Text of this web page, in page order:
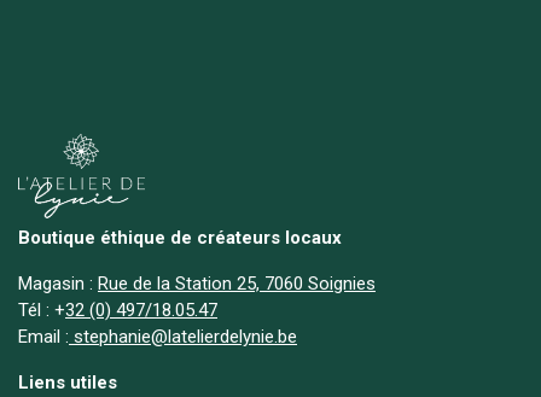
Boutique éthique de créateurs locaux
Magasin : Rue de la Station 25, 7060 Soignies
Tél : +32 (0) 497/18.05.47
Email : stephanie@latelierdelynie.be
Liens utiles